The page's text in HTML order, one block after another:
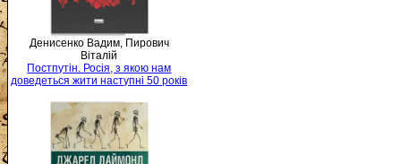
Денисенко Вадим, Пирович
Віталій
Постпутін. Росія, з якою нам
доведеться жити наступні 50 років